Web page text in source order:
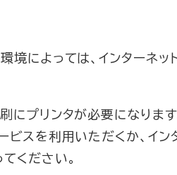
境によっては、インターネ
にプリンタが必要になりま
ビスを利用いただくか、イ
ください。